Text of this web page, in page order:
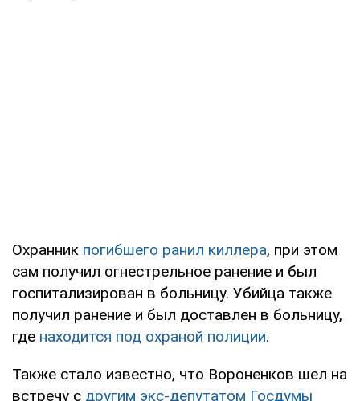
Охранник погибшего ранил киллера, при этом
сам получил огнестрельное ранение и был
госпитализирован в больницу. Убийца также
получил ранение и был доставлен в больницу,
где находится под охраной полиции.
Также стало известно, что Вороненков шел на
встречу с другим экс-депутатом Госдумы